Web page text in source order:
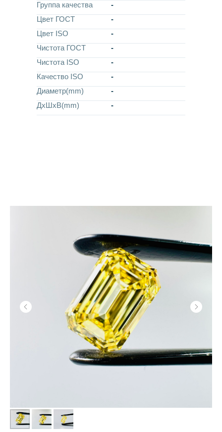
Группа качества
-
Цвет ГОСТ
-
Цвет ISO
-
Чистота ГОСТ
-
Чистота ISO
-
Качество ISO
-
Диаметр(mm)
-
ДхШхВ(mm)
-